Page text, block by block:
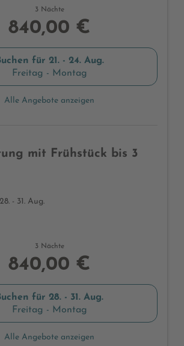
3 Nächte
840,00 €
für 21. - 24. Aug.
Freitag - Montag
Alle Angebote anzeigen
mit Frühstück bis 3
- 31. Aug.
3 Nächte
840,00 €
für 28. - 31. Aug.
Freitag - Montag
Alle Angebote anzeigen